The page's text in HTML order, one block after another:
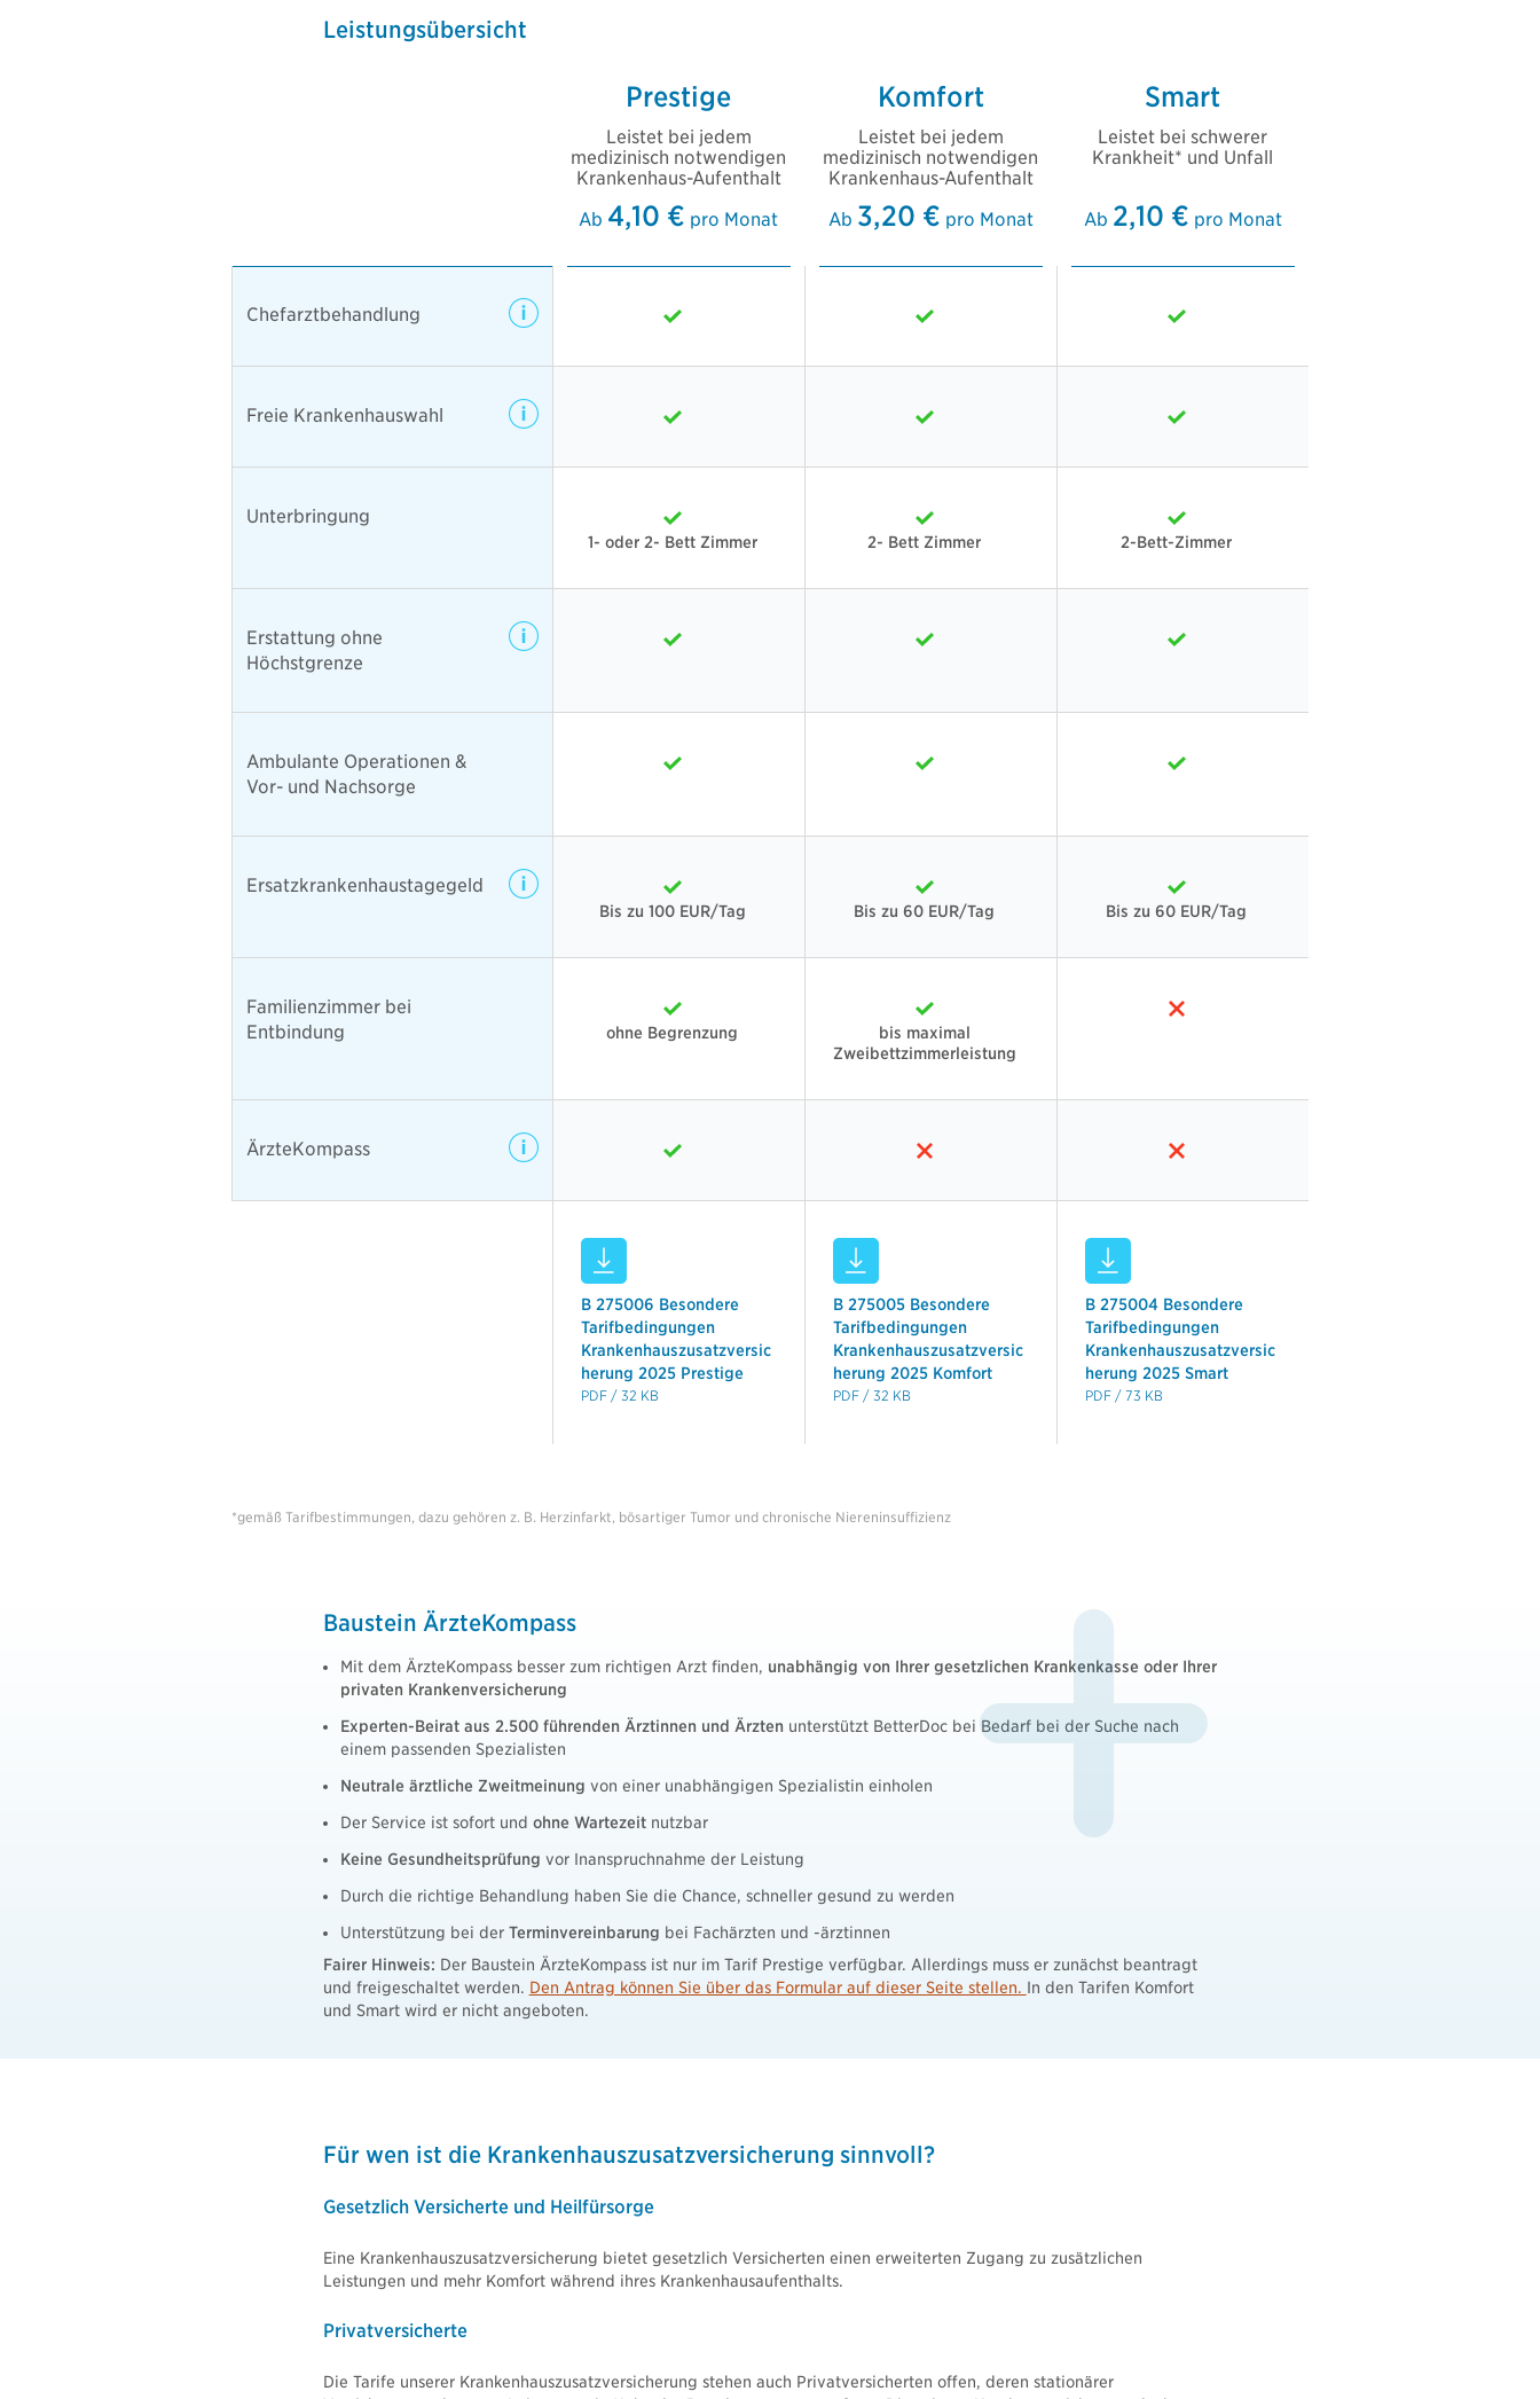
Leistungsübersicht
Chefarztbehandlung
Freie Krankenhauswahl
Unterbringung
Erstattung ohne
Höchstgrenze
Ambulante Operationen &
Vor- und Nachsorge
Ersatzkrankenhaustagegeld
Familienzimmer bei
Entbindung
ÄrzteKompass
Prestige
Leistet bei jedem
medizinisch notwendigen
Krankenhaus-Aufenthalt
Ab 4,10 € pro Monat
1- oder 2- Bett Zimmer
Bis zu 100 EUR/Tag
ohne Begrenzung
B 275006 Besondere
Tarifbedingungen
Krankenhauszusatzversic
herung 2025 Prestige
PDF / 32 KB
Komfort
Leistet bei jedem
medizinisch notwendigen
Krankenhaus-Aufenthalt
Ab 3,20 € pro Monat
2- Bett Zimmer
Bis zu 60 EUR/Tag
bis maximal
Zweibettzimmerleistung
B 275005 Besondere
Tarifbedingungen
Krankenhauszusatzversic
herung 2025 Komfort
PDF / 32 KB
Smart
Leistet bei schwerer
Krankheit* und Unfall
Ab 2,10 € pro Monat
2-Bett-Zimmer
Bis zu 60 EUR/Tag
B 275004 Besondere
Tarifbedingungen
Krankenhauszusatzversic
herung 2025 Smart
PDF / 73 KB
*gemäß Tarifbestimmungen, dazu gehören z. B. Herzinfarkt, bösartiger Tumor und chronische Niereninsuffizienz
Baustein ÄrzteKompass
Mit dem ÄrzteKompass besser zum richtigen Arzt finden, unabhängig von Ihrer gesetzlichen Krankenkasse oder Ihrer
privaten Krankenversicherung
Experten-Beirat aus 2.500 führenden Ärztinnen und Ärzten unterstützt BetterDoc bei Bedarf bei der Suche nach
einem passenden Spezialisten
Neutrale ärztliche Zweitmeinung von einer unabhängigen Spezialistin einholen
Der Service ist sofort und ohne Wartezeit nutzbar
Keine Gesundheitsprüfung vor Inanspruchnahme der Leistung
Durch die richtige Behandlung haben Sie die Chance, schneller gesund zu werden
Unterstützung bei der Terminvereinbarung bei Fachärzten und -ärztinnen
Fairer Hinweis: Der Baustein ÄrzteKompass ist nur im Tarif Prestige verfügbar. Allerdings muss er zunächst beantragt
und freigeschaltet werden. Den Antrag können Sie über das Formular auf dieser Seite stellen. In den Tarifen Komfort
und Smart wird er nicht angeboten.
Für wen ist die Krankenhauszusatzversicherung sinnvoll?
Gesetzlich Versicherte und Heilfürsorge
Eine Krankenhauszusatzversicherung bietet gesetzlich Versicherten einen erweiterten Zugang zu zusätzlichen
Leistungen und mehr Komfort während ihres Krankenhausaufenthalts.
Privatversicherte
Die Tarife unserer Krankenhauszusatzversicherung stehen auch Privatversicherten offen, deren stationärer